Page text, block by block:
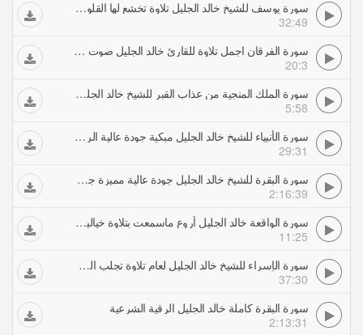
سورة يوسف للشيخ خالد الجليل تلاوة تخشع لها القلوب الرقية الشرعية
32:49
سورة الفرقان اجمل تلاوة للقارئ خالد الجليل صوت خاشع الرقية الشرعية
20:3
سورة الملك المنجية من عذاب القبر للشيخ خالد الجليل جميلة الرقية الشرعية
5:58
سورة الأنبياء للشيخ خالد الجليل مبكية جودة عالية الرقية الشرعية
29:31
سورة البقرة للشيخ خالد الجليل جودة عالية مميزة جدا الرقية الشرعية
2:16:39
سورة الواقعة خالد الجليل أروع ماسمعت بتلاوة خيالية الرقية الشرعية
11:25
سورة الإسراء للشيخ خالد الجليل لعام تلاوة تجلب الراحة الرقية الشرعية
37:30
سورة البقرة كاملة خالد الجليل الرقية الشرعية
2:13:31